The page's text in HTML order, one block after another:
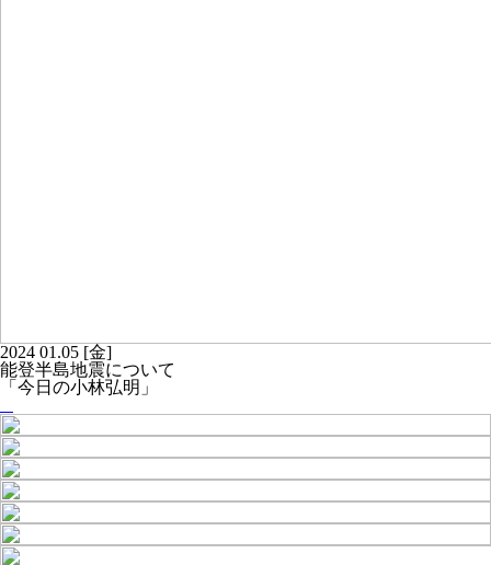
2024 01.05 [金]
能登半島地震について
「今日の小林弘明」